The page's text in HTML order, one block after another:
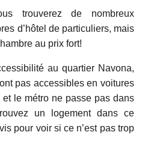
trouverez de nombreux
d’hôtel de particuliers, mais
au prix fort!
au quartier Navona,
pas accessibles en voitures
le métro ne passe pas dans
un logement dans ce
pour voir si ce n’est pas trop